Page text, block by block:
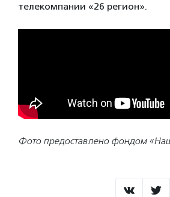
телекомпании «26 регион».
Фото предоставлено фондом